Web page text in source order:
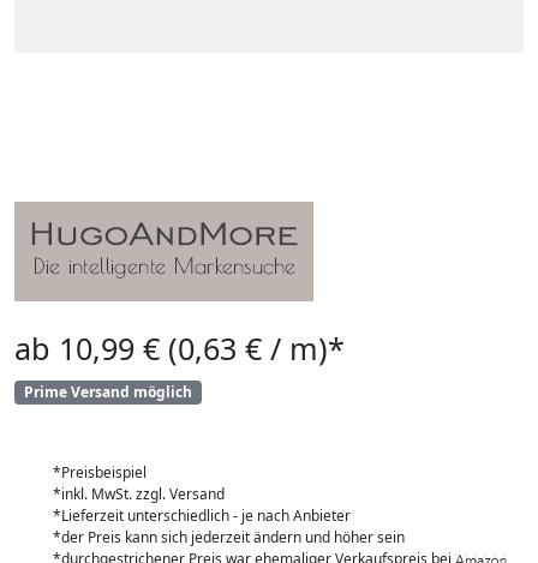
ab 10,99 € (0,63 € / m)*
Prime Versand möglich
*Preisbeispiel
*inkl. MwSt. zzgl. Versand
*Lieferzeit unterschiedlich - je nach Anbieter
*der Preis kann sich jederzeit ändern und höher sein